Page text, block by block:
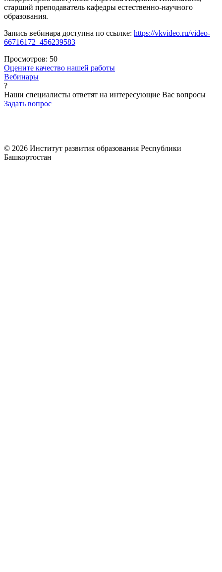
старший преподаватель кафедры естественно-научного
образования.
Запись вебинара доступна по ссылке: https://vkvideo.ru/video-
66716172_456239583
Просмотров: 50
Оцените качество нашей работы
Вебинары
?
Наши специалисты ответят на интересующие Вас вопросы
Задать вопрос
© 2026 Институт развития образования Республики
Башкортостан